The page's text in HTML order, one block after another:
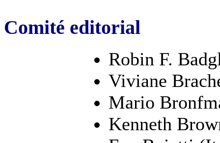
Comité editorial
Robin F.
Viviane
Mario
Kenneth